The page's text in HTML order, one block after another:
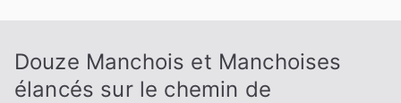
Douze Manchois et Manchoises
élancés sur le chemin de